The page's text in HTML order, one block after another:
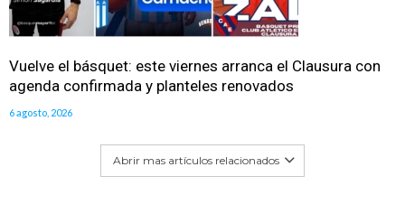
Vuelve el básquet: este viernes arranca el Clausura con
agenda confirmada y planteles renovados
6 agosto, 2026
Abrir mas artículos relacionados